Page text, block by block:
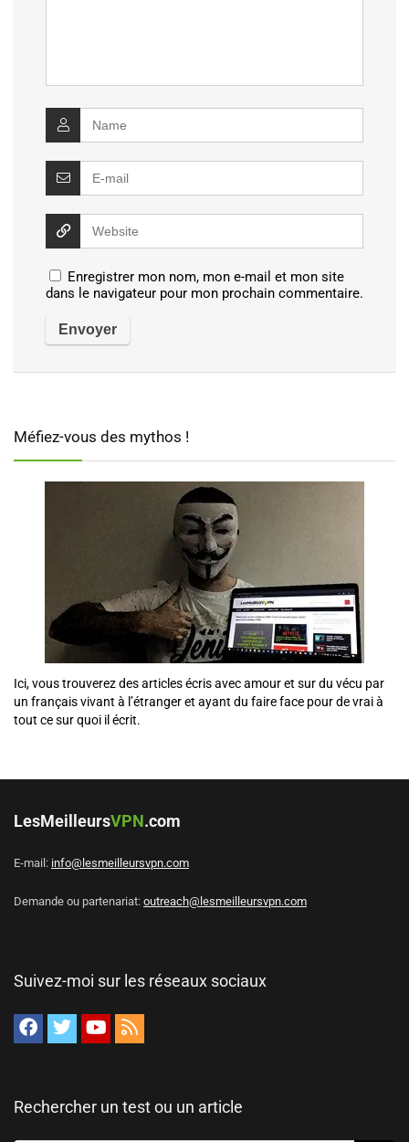
Enregistrer mon nom, mon e-mail et mon site
dans le navigateur pour mon prochain commentaire.
Méfiez-vous des mythos !
Ici, vous trouverez des articles écris avec amour et sur du vécu par
un français vivant à l’étranger et ayant du faire face pour de vrai à
tout ce sur quoi il écrit.
LesMeilleursVPN.com
E-mail: info@lesmeilleursvpn.com
Demande ou partenariat: outreach@lesmeilleursvpn.com
Suivez-moi sur les réseaux sociaux
Rechercher un test ou un article